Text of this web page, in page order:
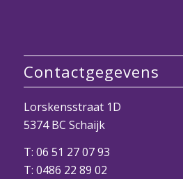
Contactgegevens
Lorskensstraat 1D
5374 BC Schaijk
T: 06 51 27 07 93
T: 0486 22 89 02